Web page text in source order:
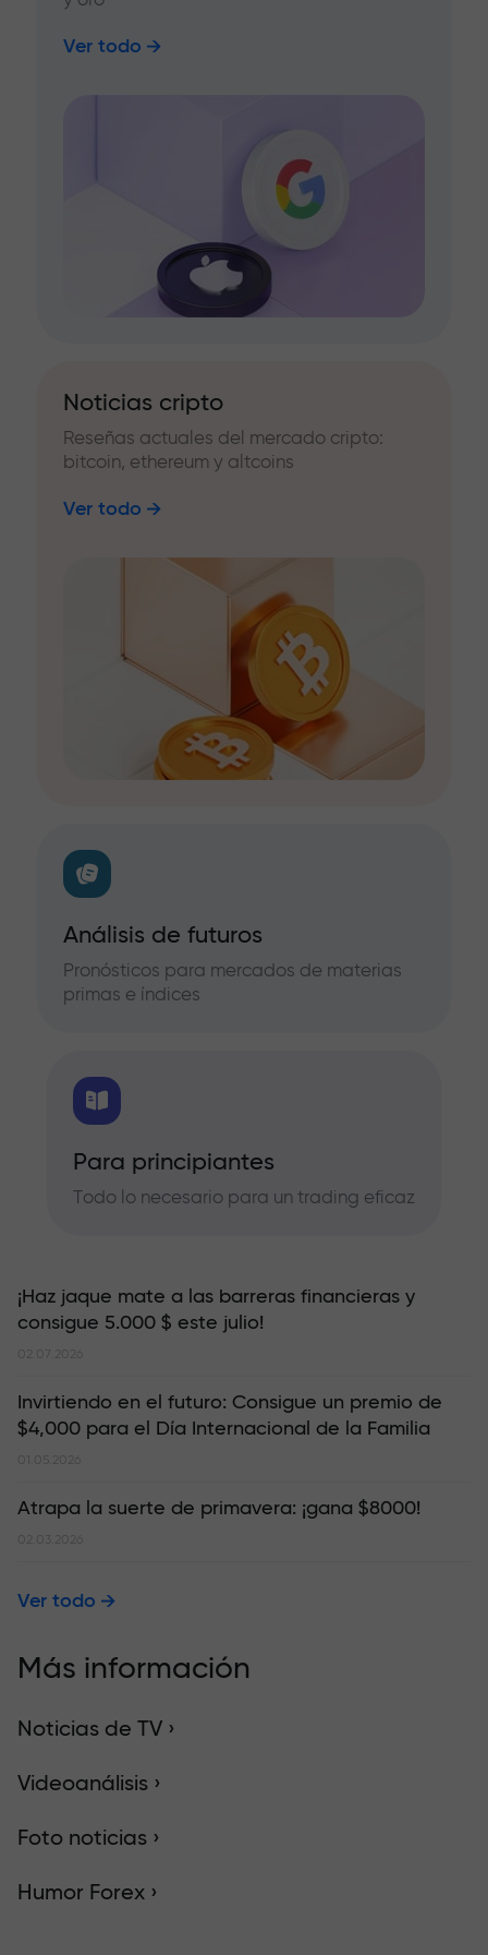
Ver todo
Noticias cripto
Reseñas actuales del mercado cripto:
bitcoin, ethereum y altcoins
Ver todo
Análisis de futuros
Pronósticos para mercados de materias
primas e índices
Para principiantes
Todo lo necesario para un trading eficaz
¡Haz jaque mate a las barreras financieras y
consigue 5.000 $ este julio!
02.07.2026
Invirtiendo en el futuro: Consigue un premio de
$4,000 para el Día Internacional de la Familia
01.05.2026
Atrapa la suerte de primavera: ¡gana $8000!
02.03.2026
Ver todo
Más información
Noticias de TV ›
Videoanálisis ›
Foto noticias ›
Humor Forex ›